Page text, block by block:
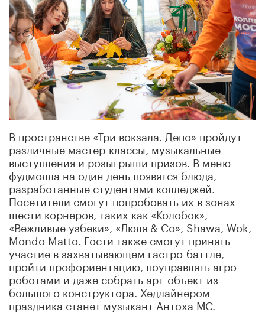
В пространстве «Три вокзала. Депо» пройдут
различные мастер-классы, музыкальные
выступления и розыгрыши призов. В меню
фудмолла на один день появятся блюда,
разработанные студентами колледжей.
Посетители смогут попробовать их в зонах
шести корнеров, таких как «Колобок»,
«Вежливые узбеки», «Люля & Co», Shawa, Wok,
Mondo Matto. Гости также смогут принять
участие в захватывающем гастро-баттле,
пройти профориентацию, поуправлять агро-
роботами и даже собрать арт-объект из
большого конструктора. Хедлайнером
праздника станет музыкант Антоха МС.